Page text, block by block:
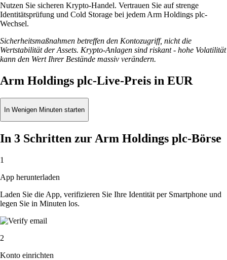
Nutzen Sie sicheren Krypto-Handel. Vertrauen Sie auf strenge
Identitätsprüfung und Cold Storage bei jedem Arm Holdings plc-
Wechsel.
Sicherheitsmaßnahmen betreffen den Kontozugriff, nicht die
Wertstabilität der Assets. Krypto-Anlagen sind riskant - hohe Volatilität
kann den Wert Ihrer Bestände massiv verändern.
Arm Holdings plc-Live-Preis in EUR
In Wenigen Minuten starten
In 3 Schritten zur Arm Holdings plc-Börse
1
App herunterladen
Laden Sie die App, verifizieren Sie Ihre Identität per Smartphone und
legen Sie in Minuten los.
2
Konto einrichten